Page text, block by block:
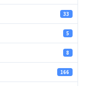
33
5
8
166